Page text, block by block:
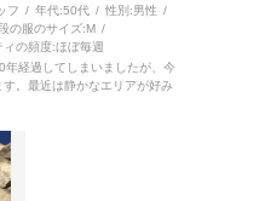
フ 年代:50代 性別:男性
の服のサイズ:M
ィの頻度:ほぼ毎週
年経過してしまいましたが、今
。最近は静かなエリアが好み